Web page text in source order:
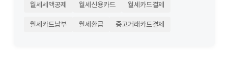
월세세액공제 월세신용카드 월세카드결제
월세카드납부 월세환급 중고거래카드결제